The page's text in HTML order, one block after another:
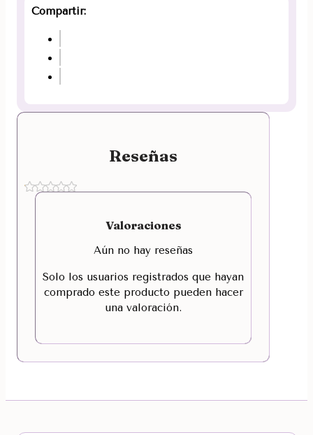
Compartir:
Reseñas
Valoraciones
Aún no hay reseñas
Solo los usuarios registrados que hayan
comprado este producto pueden hacer
una valoración.